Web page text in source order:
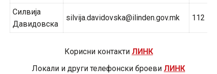
Силвија
Давидовска
silvija.davidovska@ilinden.gov.mk 112
Корисни контакти ЛИНК
Локали и други телефонски броеви ЛИНК